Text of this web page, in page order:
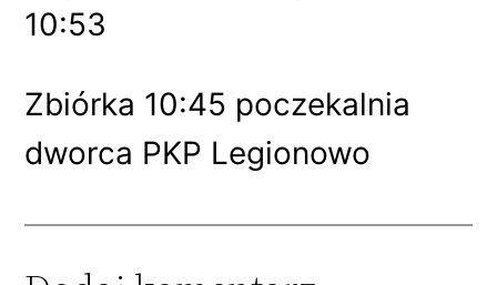
10:53
Zbiórka 10:45 poczekalnia
dworca PKP Legionowo